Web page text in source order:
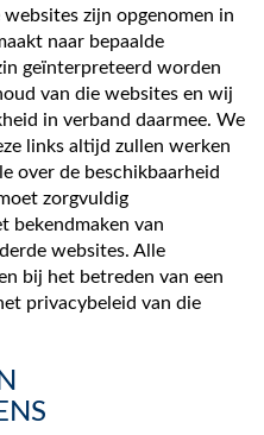
zijn opgenomen in
naar bepaalde
geïnterpreteerd worden
van die websites en wij
in verband daarmee. We
links altijd zullen werken
over de beschikbaarheid
zorgvuldig
bekendmaken van
websites. Alle
bij het betreden van een
privacybeleid van die